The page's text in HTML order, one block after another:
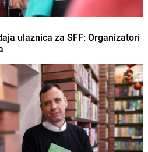
ulaznica za SFF: Organizatori